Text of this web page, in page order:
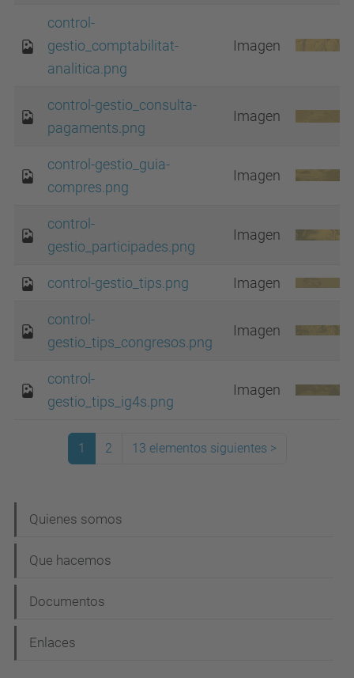
control-
gestio_comptabilitat-
analitica.png
Imagen
control-gestio_consulta-
pagaments.png
Imagen
control-gestio_guia-
compres.png
Imagen
control-
gestio_participades.png
Imagen
control-gestio_tips.png Imagen
control-
gestio_tips_congresos.png
Imagen
control-
gestio_tips_ig4s.png
Imagen
1 2 13 elementos siguientes >
a
v
g
a
Quienes somos
Que hacemos
Documentos
Enlaces